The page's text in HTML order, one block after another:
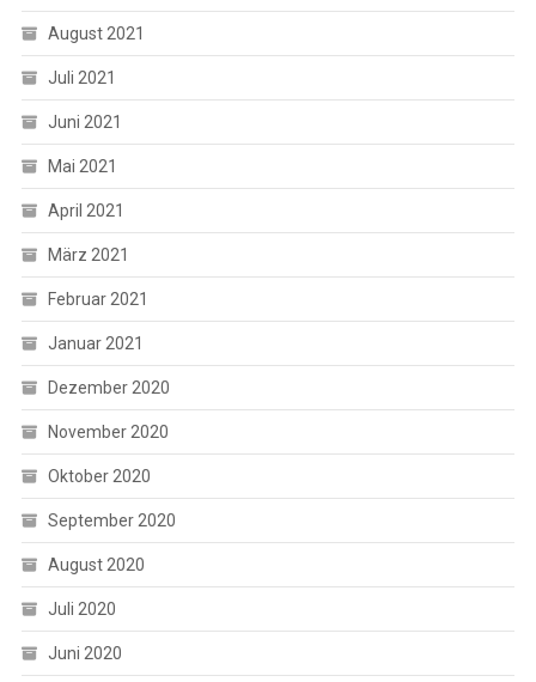
August 2021
Juli 2021
Juni 2021
Mai 2021
April 2021
März 2021
Februar 2021
Januar 2021
Dezember 2020
November 2020
Oktober 2020
September 2020
August 2020
Juli 2020
Juni 2020